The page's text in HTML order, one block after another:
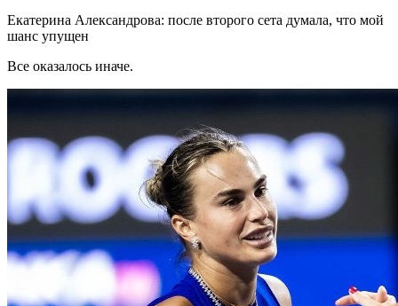
Екатерина Александрова: после второго сета думала, что мой
шанс упущен
Все оказалось иначе.